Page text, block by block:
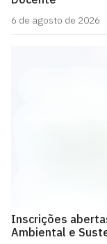
6 de agosto de 2026
Inscrições
Ambiental e